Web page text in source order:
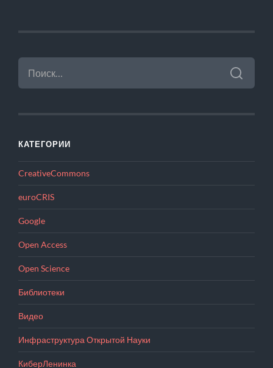
НАЙТИ:
КАТЕГОРИИ
CreativeCommons
euroCRIS
Google
Open Access
Open Science
Библиотеки
Видео
Инфраструктура Открытой Науки
КиберЛенинка